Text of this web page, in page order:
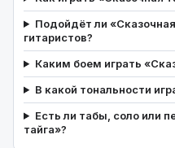
Подойдёт ли
гитаристов?
Каким боем играть
В какой тональности
Есть ли табы, соло или
тайга»?